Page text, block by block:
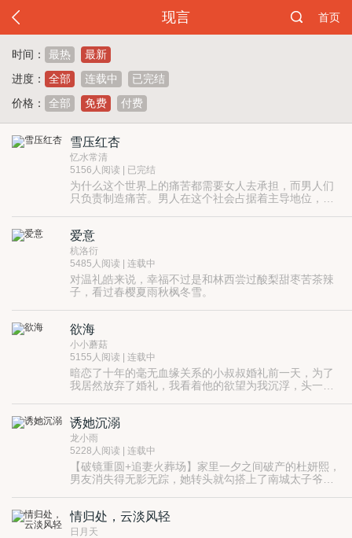
现言 首页
时间： 最热
最新
进度：
全部 连载中
已完结
价格：
全部 免费 付费
雪压红杏
忆水常清
5156人阅读 | 已完结
为什么这个世界上的痛苦都需要女人去承担，而男人们
只负责制造痛苦。男人在这个社会占据着主导地位，他
么伤害一个女人，一个善良的女人呢？！
爱意
杭洛衍
5485人阅读 | 连载中
对温礼皓来说，幸福不过是和林西尝过酸梨甜枣苦茶辣
子，看过春樱夏雨秋枫冬雪。
欲海
小小蘑菇
5155人阅读 | 连载中
暗恋了十年的毫无血缘关系的小叔叔婚礼前一天，为了
我居然放弃了婚礼，我看着他的欲望为我沉浮，头一次
诱她沉溺
龙小雨
5228人阅读 | 连载中
【破镜重圆+追妻火葬场】家里一夕之间破产的杜妍熙，
男友消失得无影无踪，她转头就勾搭上了南城太子爷，
了是吧？”杜妍熙嗤笑：“不然呢？”
情归处，云淡风轻
日月天